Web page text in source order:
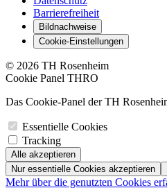
Barrierefreiheit
Bildnachweise
Cookie-Einstellungen
© 2026 TH Rosenheim
Cookie Panel THRO
Das Cookie-Panel der TH
Essentielle Cookies
Tracking
Alle akzeptieren
Nur essentielle Cookies akzeptieren
Mehr über die genutzten Cookies